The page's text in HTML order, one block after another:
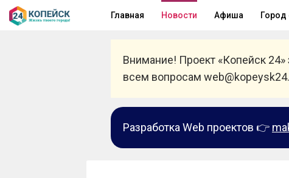
Главная Новости Афиша Город
Внимание! Проект «Копейск
всем вопросам
Разработка Web проектов 👉